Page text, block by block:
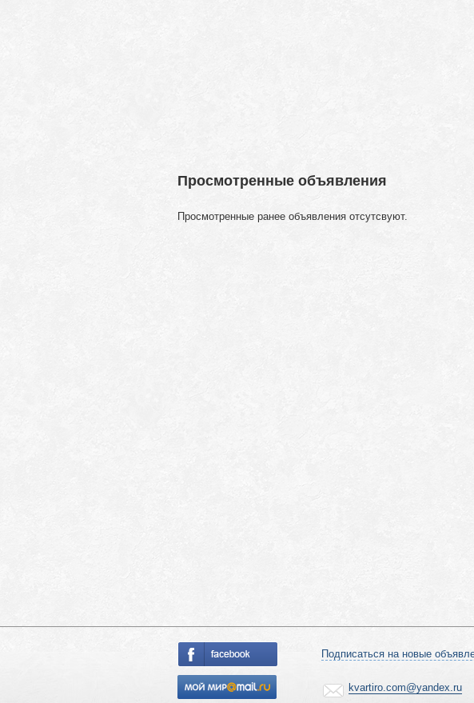
Просмотренные объявления
Просмотренные ранее объявления отсутсвуют.
Подписаться на новые
kvartiro.com@yandex.ru